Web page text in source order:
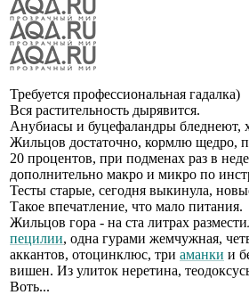
Требуется профессиональная гадалка)
Вся растительность дырявится.
Анубиасы и буцефаландры бледнеют,
Жильцов достаточно, кормлю щедро,
20 процентов, при подменах раз в
дополнительно макро и микро по
Тесты старые, сегодня выкинула,
Такое впечатление, что мало питания.
Жильцов гора - на ста литрах
пецилии, одна гурами жемчужная,
аккантов, отоцинклюс, три аманки и
вишен. Из улиток неретина,
Воть...